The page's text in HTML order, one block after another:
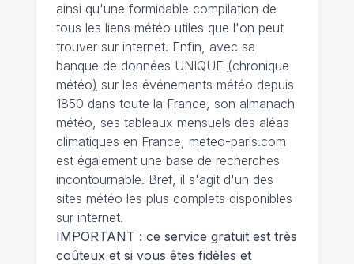
ainsi qu'une formidable compilation de
tous les liens météo utiles que l'on peut
trouver sur internet. Enfin, avec sa
banque de données UNIQUE (chronique
météo) sur les événements météo depuis
1850 dans toute la France, son almanach
météo, ses tableaux mensuels des aléas
climatiques en France, meteo-paris.com
est également une base de recherches
incontournable. Bref, il s'agit d'un des
sites météo les plus complets disponibles
sur internet.
IMPORTANT : ce service gratuit est très
coûteux et si vous êtes fidèles et